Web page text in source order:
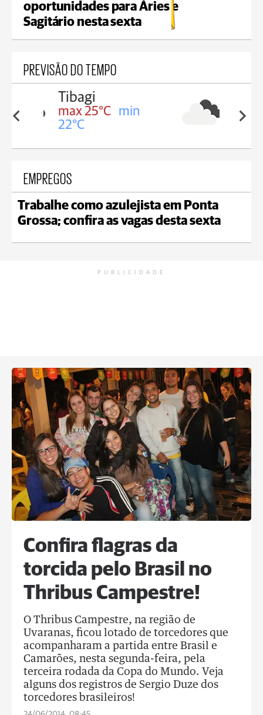
oportunidades para Áries e
Sagitário nesta sexta
PREVISÃO DO TEMPO
Telêmaco Borba
max 21°C min 21°C
EMPREGOS
Trabalhe como azulejista em Ponta
Grossa; confira as vagas desta sexta
PUBLICIDADE
Confira flagras da
torcida pelo Brasil no
Thribus Campestre!
O Thribus Campestre, na região de
Uvaranas, ficou lotado de torcedores que
acompanharam a partida entre Brasil e
Camarões, nesta segunda-feira, pela
terceira rodada da Copa do Mundo. Veja
alguns dos registros de Sergio Duze dos
torcedores brasileiros!